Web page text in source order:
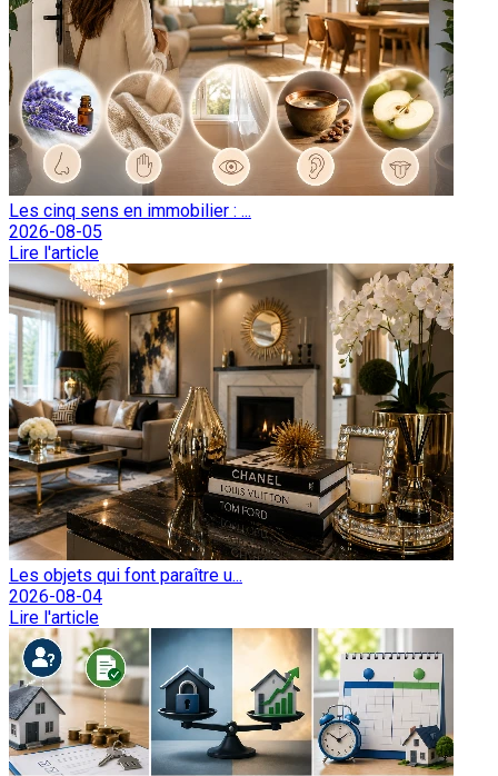
Les cinq sens en immobilier : ...
2026-08-05
Lire l'article
Les objets qui font paraître u...
2026-08-04
Lire l'article